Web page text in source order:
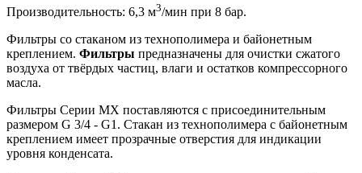
Производительность: 6,3 м3/мин при 8 бар.
Фильтры со стаканом из технополимера и байонетным
креплением. Фильтры предназначены для очистки сжатого
воздуха от твёрдых частиц, влаги и остатков компрессорного
масла.
Фильтры Серии MX поставляются с присоединительным
размером G 3/4 - G1. Cтакан из технополимера с байонетным
креплением имеет прозрачные отверстия для индикации
уровня конденсата.